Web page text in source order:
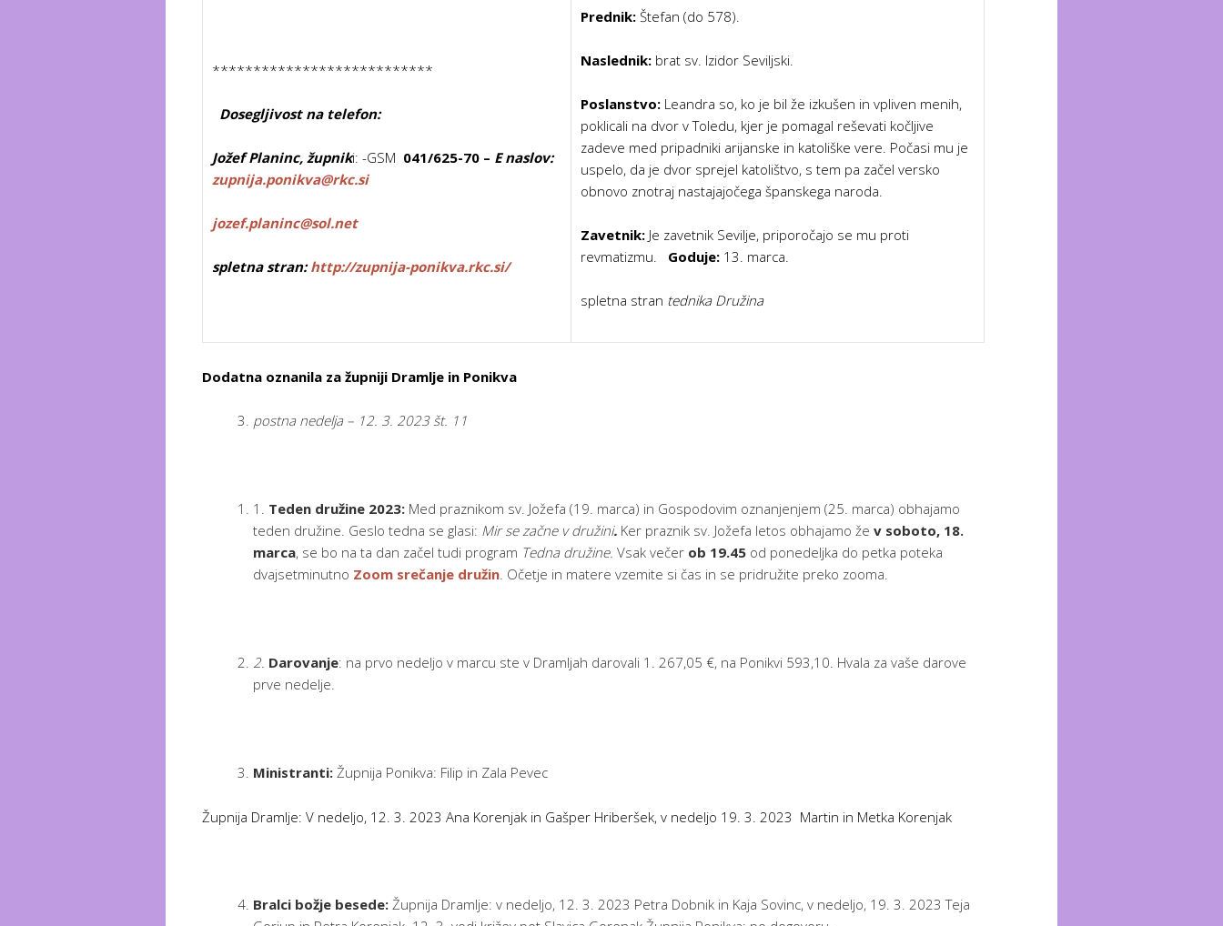
Prednik: Štefan (do 578).
Naslednik: brat sv. Izidor Seviljski.
Poslanstvo: Leandra so, ko je bil že izkušen in vpliven menih,
poklicali na dvor v Toledu, kjer je pomagal reševati kočljive
zadeve med pripadniki arijanske in katoliške vere. Počasi mu je
uspelo, da je dvor sprejel katolištvo, s tem pa začel versko
obnovo znotraj nastajajočega španskega naroda.
Zavetnik: Je zavetnik Sevilje, priporočajo se mu proti
revmatizmu. Goduje: 13. marca.
spletna stran tednika Družina
***************************
Dosegljivost na telefon:
Jožef Planinc, župniki: -GSM 041/625-70 – E naslov:
zupnija.ponikva@rkc.si
jozef.planinc@sol.net
spletna stran:http://zupnija-ponikva.rkc.si/
Dodatna oznanila za župniji Dramlje in Ponikva
postna nedelja – 12. 3. 2023 št. 11
1. Teden družine 2023: Med praznikom sv. Jožefa (19. marca) in Gospodovim oznanjenjem (25. marca) obhajamo
teden družine. Geslo tedna se glasi: Mir se začne v družini. Ker praznik sv. Jožefa letos obhajamo že v soboto, 18.
marca, se bo na ta dan začel tudi program Tedna družine. Vsak večer ob 19.45 od ponedeljka do petka poteka
dvajsetminutno Zoom srečanje družin. Očetje in matere vzemite si čas in se pridružite preko zooma.
2. Darovanje: na prvo nedeljo v marcu ste v Dramljah darovali 1. 267,05 €, na Ponikvi ­­­­­­­­­593,10. Hvala za vaše darove
prve nedelje.
Ministranti: Župnija Ponikva: Filip in Zala Pevec
Župnija Dramlje: V nedeljo, 12. 3. 2023 Ana Korenjak in Gašper Hriberšek, v nedeljo 19. 3. 2023 Martin in Metka Korenjak
Bralci božje besede: Župnija Dramlje: v nedeljo, 12. 3. 2023 Petra Dobnik in Kaja Sovinc, v nedeljo, 19. 3. 2023 Teja